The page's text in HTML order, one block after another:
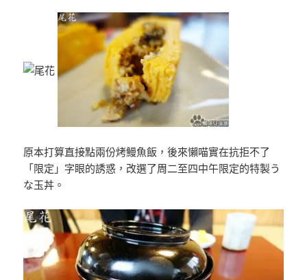
原本打算直接點兩份烤鰻魚飯，後來懶喵實在抗拒不了
「限定」字眼的誘惑，改選了周二至四中午限定的特製う
な玉丼。